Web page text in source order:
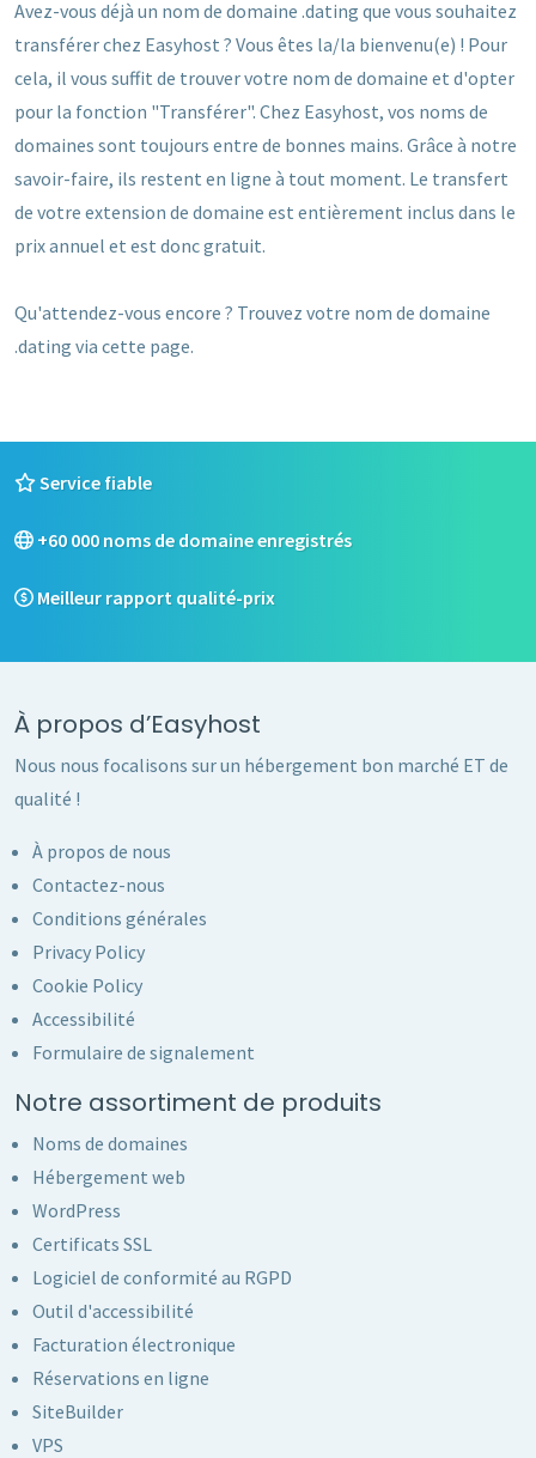
Avez-vous déjà un nom de domaine .dating que vous souhaitez
transférer chez Easyhost ? Vous êtes la/la bienvenu(e) ! Pour
cela, il vous suffit de trouver votre nom de domaine et d'opter
pour la fonction "Transférer". Chez Easyhost, vos noms de
domaines sont toujours entre de bonnes mains. Grâce à notre
savoir-faire, ils restent en ligne à tout moment. Le transfert
de votre extension de domaine est entièrement inclus dans le
prix annuel et est donc gratuit.
Qu'attendez-vous encore ? Trouvez votre nom de domaine
.dating via cette page.
Service fiable
+60 000 noms de domaine enregistrés
Meilleur rapport qualité-prix
À propos d’Easyhost
Nous nous focalisons sur un hébergement bon marché ET de
qualité !
À propos de nous
Contactez-nous
Conditions générales
Privacy Policy
Cookie Policy
Accessibilité
Formulaire de signalement
Notre assortiment de produits
Noms de domaines
Hébergement web
WordPress
Certificats SSL
Logiciel de conformité au RGPD
Outil d'accessibilité
Facturation électronique
Réservations en ligne
SiteBuilder
VPS